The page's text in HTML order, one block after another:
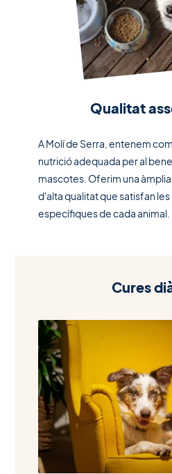
Qualitat
A Molí de Serra, entenem
nutrició adequada per al
mascotes. Oferim una
d'alta qualitat que satisfan
específiques de cada animal.
Cures